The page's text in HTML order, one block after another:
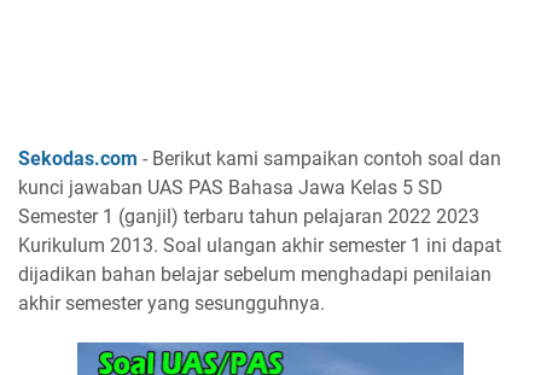
Sekodas.com - Berikut kami sampaikan contoh soal dan
kunci jawaban UAS PAS Bahasa Jawa Kelas 5 SD
Semester 1 (ganjil) terbaru tahun pelajaran 2022 2023
Kurikulum 2013. Soal ulangan akhir semester 1 ini dapat
dijadikan bahan belajar sebelum menghadapi penilaian
akhir semester yang sesungguhnya.